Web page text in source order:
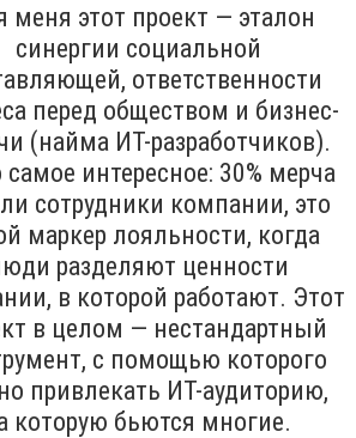
меня этот проект — эталон
синергии социальной
ответственности
перед обществом и бизнес-
(найма ИТ-разработчиков).
самое интересное: 30% мерча
сотрудники компании, это
маркер лояльности, когда
разделяют ценности
в которой работают. Этот
в целом — нестандартный
с помощью которого
привлекать ИТ-аудиторию,
которую бьются многие.